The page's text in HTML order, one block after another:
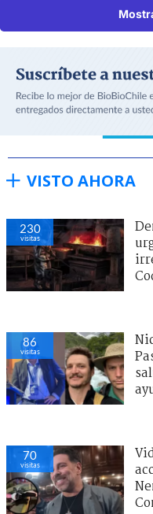
VISTO AHORA
230
visitas
86
visitas
70
visitas